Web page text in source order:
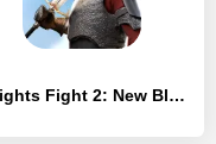
Knights Fight 2: New Blood